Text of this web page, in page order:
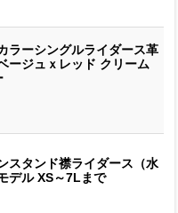
ラーシングルライダース革
ージュｘレッド クリーム
スタンド襟ライダース（水
デル XS～7Lまで